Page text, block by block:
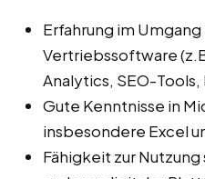
Erfahrung im
Vertriebssoftware
Analytics, SEO-
Gute Kenntnisse in
insbesondere Excel
Fähigkeit zur